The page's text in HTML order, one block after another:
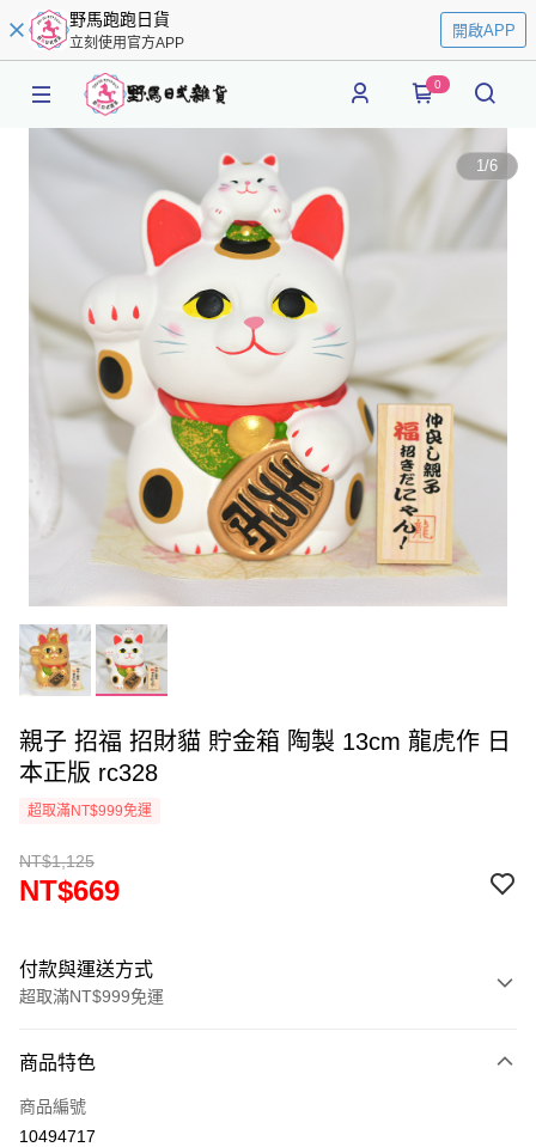
野馬跑跑日貨
立刻使用官方APP
開啟APP
0
1/6
親子 招福 招財貓 貯金箱 陶製 13cm 龍虎作 日
本正版 rc328
超取滿NT$999免運
NT$1,125
NT$669
付款與運送方式
超取滿NT$999免運
信用卡一次付款
信用卡分期付款
商品特色
商品編號
10494717